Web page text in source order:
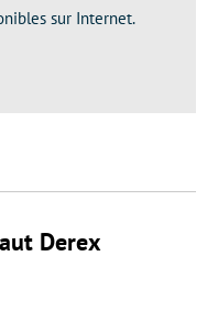
sur Internet.
Derex